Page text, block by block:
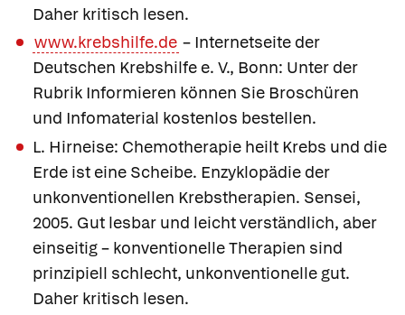
Daher kritisch lesen.
www.krebshilfe.de – Internetseite der
Deutschen Krebshilfe e. V., Bonn: Unter der
Rubrik Informieren können Sie Broschüren
und Infomaterial kostenlos bestellen.
L. Hirneise: Chemotherapie heilt Krebs und die
Erde ist eine Scheibe. Enzyklopädie der
unkonventionellen Krebstherapien. Sensei,
2005. Gut lesbar und leicht verständlich, aber
einseitig – konventionelle Therapien sind
prinzipiell schlecht, unkonventionelle gut.
Daher kritisch lesen.